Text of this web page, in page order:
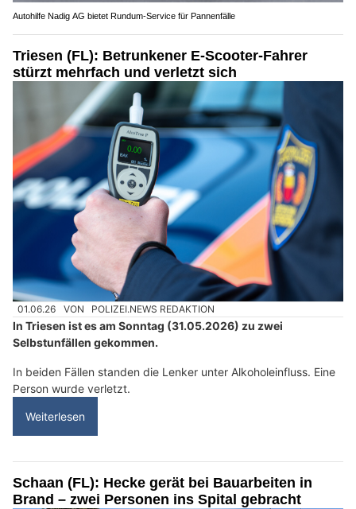
Autohilfe Nadig AG bietet Rundum‑Service für Pannenfälle
Triesen (FL): Betrunkener E-Scooter-Fahrer
stürzt mehrfach und verletzt sich
01.06.26 VON POLIZEI.NEWS REDAKTION
In Triesen ist es am Sonntag (31.05.2026) zu zwei
Selbstunfällen gekommen.
In beiden Fällen standen die Lenker unter Alkoholeinfluss. Eine
Person wurde verletzt.
Weiterlesen
Schaan (FL): Hecke gerät bei Bauarbeiten in
Brand – zwei Personen ins Spital gebracht